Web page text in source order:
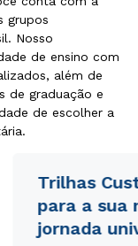
grupos
Nosso
de ensino com
além de
de graduação e
de escolher a
Trilhas
para a sua
jornada
e
para o